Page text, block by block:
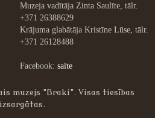
Muzeja vadītāja Zinta Saulīte, tālr.
+371 26388629
Krājuma glabātāja Kristīne Lūse, tālr.
+371 26128488
Facebook: saite
muzejs "Braki". Visas tiesības